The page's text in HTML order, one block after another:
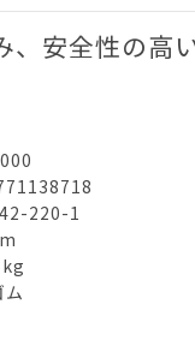
、安全性の高
220-1
ム